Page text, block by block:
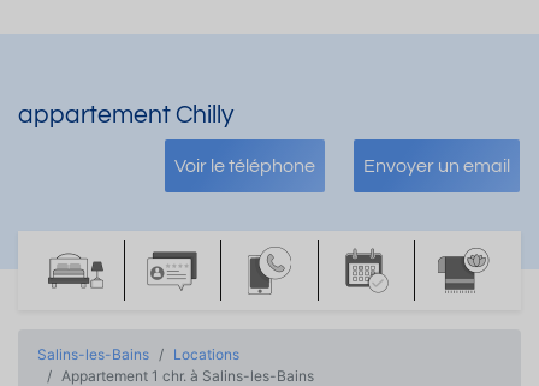
appartement Chilly
Voir le téléphone Envoyer un email
Salins-les-Bains
Locations
Appartement 1 chr. à Salins-les-Bains